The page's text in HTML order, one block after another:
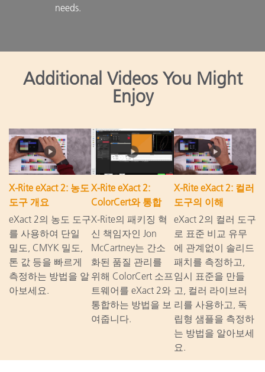
needs.
Additional Videos You Might
Enjoy
X-Rite eXact 2: 농도
도구 개요
eXact 2의 농도 도구
를 사용하여 단일
밀도, CMYK 밀도,
톤 값 등을 빠르게
측정하는 방법을 알
아보세요.
X-Rite eXact 2:
ColorCert와 통합
X-Rite의 패키징 혁
신 책임자인 Jon
McCartney는 간소
화된 품질 관리를
위해 ColorCert 소프
트웨어를 eXact 2와
통합하는 방법을 보
여줍니다.
X-Rite eXact 2: 컬러
도구의 이해
eXact 2의 컬러 도구
로 표준 비교 유무
에 관계없이 솔리드
패치를 측정하고,
임시 표준을 만들
고, 컬러 라이브러
리를 사용하고, 독
립형 샘플을 측정하
는 방법을 알아보세
요.